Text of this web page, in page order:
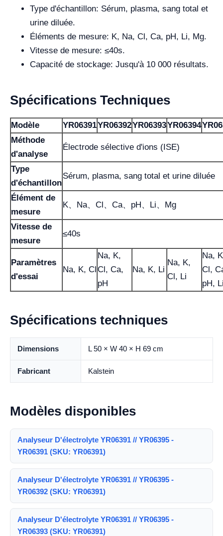
Type d'échantillon: Sérum, plasma, sang total et
urine diluée.
Éléments de mesure: K, Na, Cl, Ca, pH, Li, Mg.
Vitesse de mesure: ≤40s.
Capacité de stockage: Jusqu'à 10 000 résultats.
Spécifications Techniques
Modèle YR06391YR06392YR06393YR06394
Méthode
d'analyse
Électrode sélective d'ions (ISE)
Type
d'échantillon
Sérum, plasma, sang total et urine diluée
Élément de
mesure
K、Na、Cl、Ca、pH、Li、Mg
Vitesse de
mesure
≤40s
Paramètres
d'essai
Na, K, Cl
Na, K,
Cl, Ca,
pH
Na, K, Li
Na, K,
Cl, Li
Na,
Cl,
pH,
Spécifications techniques
Dimensions L 50 × W 40 × H 69 cm
Fabricant Kalstein
Modèles disponibles
Analyseur D'électrolyte YR06391 // YR06395 -
YR06391 (SKU: YR06391)
Analyseur D'électrolyte YR06391 // YR06395 -
YR06392 (SKU: YR06391)
Analyseur D'électrolyte YR06391 // YR06395 -
YR06393 (SKU: YR06391)